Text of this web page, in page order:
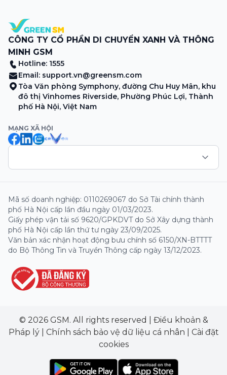
CÔNG TY CỔ PHẦN DI CHUYỂN XANH VÀ THÔNG
MINH GSM
Hotline: 1555
Email: support.vn@greensm.com
Tòa Văn phòng Symphony, đường Chu Huy Mân, khu
đô thị Vinhomes Riverside, Phường Phúc Lợi, Thành
phố Hà Nội, Việt Nam
MẠNG XÃ HỘI
Mã số doanh nghiệp: 0110269067 do Sở Tài chính thành
phố Hà Nội cấp lần đầu ngày 01/03/2023.
Giấy phép vận tải số 9620/GPKDVT do Sở Xây dựng thành
phố Hà Nội cấp lần thứ tư ngày 23/09/2025.
Văn bản xác nhận hoạt động bưu chính số 6150/XN-BTTTT
do Bộ Thông Tin và Truyền Thông cấp ngày 13/12/2023.
© 2026 GSM. All rights reserved
Điều khoản &
Pháp lý| Chính sách bảo vệ dữ liệu cá nhân
Cài đặt
cookies